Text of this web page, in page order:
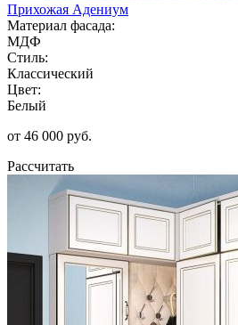
Прихожая Адениум
Материал фасада:
МДФ
Стиль:
Классический
Цвет:
Белый
от 46 000 руб.
Рассчитать